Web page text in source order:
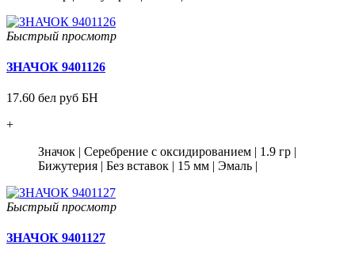
Быстрый просмотр
ЗНАЧОК 9401126
17.60 бел руб БН
+
Значок | Серебрение с оксидированием | 1.9 гр |
Бижутерия | Без вставок | 15 мм | Эмаль |
Быстрый просмотр
ЗНАЧОК 9401127